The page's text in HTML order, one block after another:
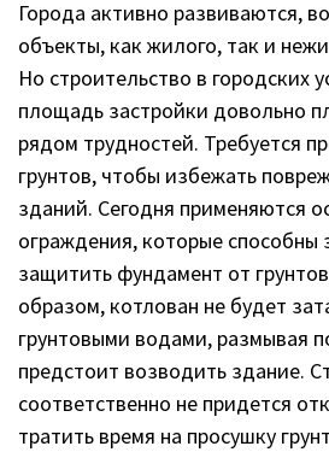
Города активно развиваются,
объекты, как жилого, так и
Но строительство в городских
площадь застройки довольно
рядом трудностей. Требуется
грунтов, чтобы избежать
зданий. Сегодня применяются
ограждения, которые способны
защитить фундамент от
образом, котлован не будет
грунтовыми водами, размывая
предстоит возводить здание.
соответственно не придется
тратить время на просушку